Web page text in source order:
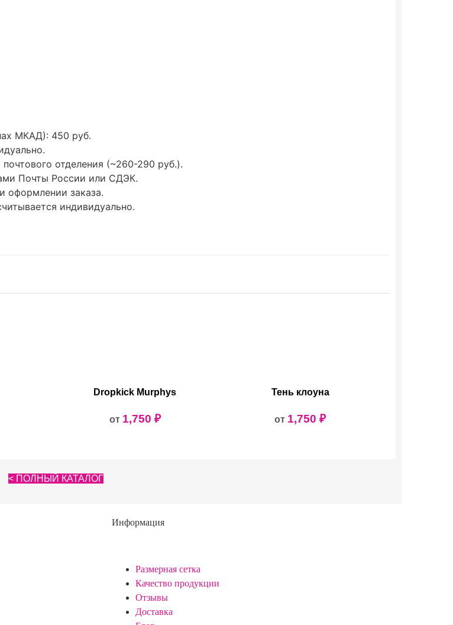
МКАД): 450 руб.
отделения (~260-290 руб.).
Почты России или СДЭК.
оформлении заказа.
индивидуально.
Dropkick Murphys
от 1,750 ₽
Тень клоуна
от 1,750₽
< ПОЛНЫЙ КАТАЛОГ
Информация
Размерная сетка
Качество продукции
Отзывы
Доставка